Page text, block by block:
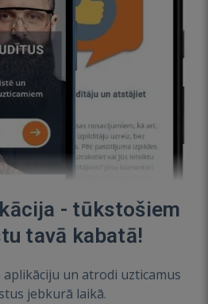
- tūkstošiem
tavā kabatā!
aplikāciju un atrodi uzticamus
jebkurā laikā.